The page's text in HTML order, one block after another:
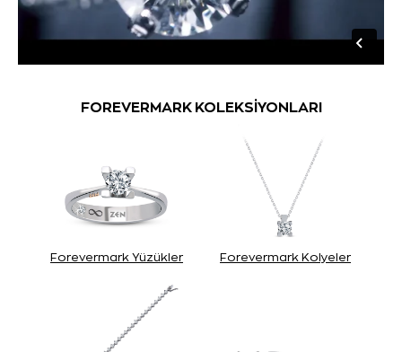
FOREVERMARK KOLEKSİYONLARI
Forevermark Yüzükler Forevermark Kolyeler